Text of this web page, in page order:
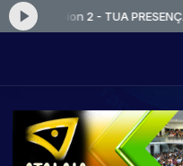
Session 2 - TUA PRESENÇA